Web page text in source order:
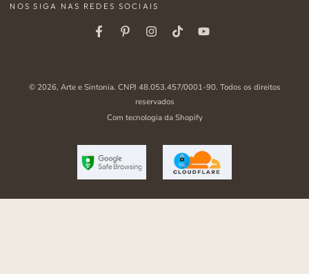
NOS SIGA NAS REDES SOCIAIS
FacebookPinterestInstagramTiktokYoutube
© 2026, Arte e Sintonia. CNPJ 48.053.457/0001-90. Todos os direitos
reservados
Com tecnologia da Shopify